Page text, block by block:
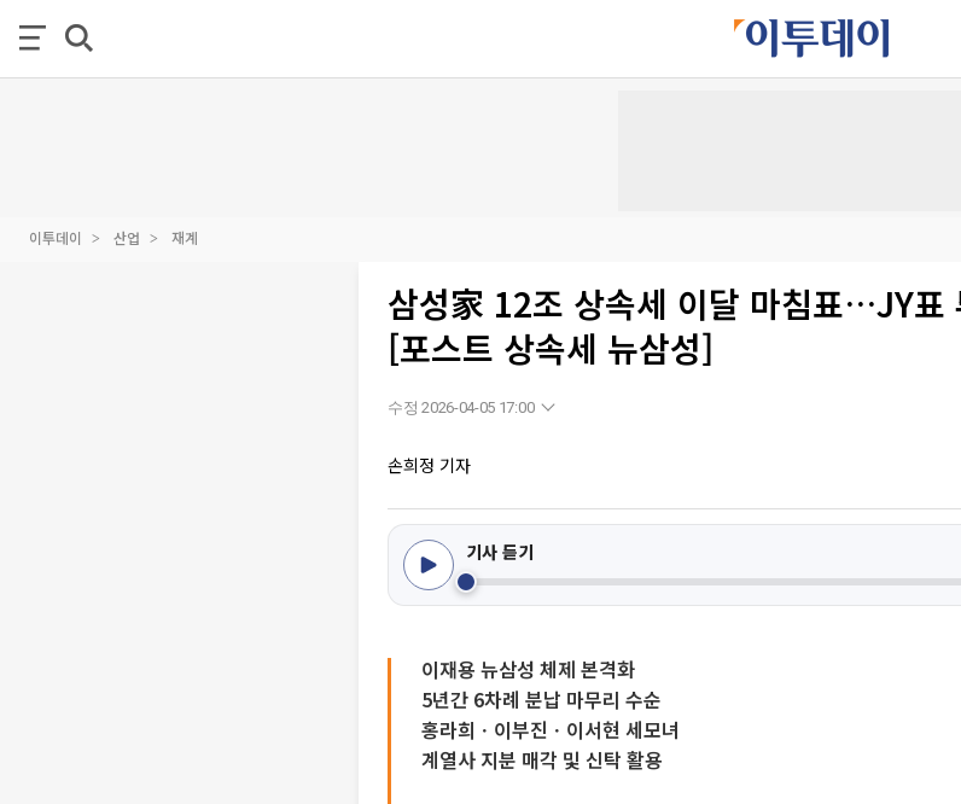
이투데이 산업 재계
삼성家 12조 상속세 이달 마침표…JY표
[포스트 상속세 뉴삼성]
수정 2026-04-05 17:00
손희정 기자
기사 듣기
이재용 뉴삼성 체제 본격화
5년간 6차례 분납 마무리 수순
홍라희ㆍ이부진ㆍ이서현 세모녀
계열사 지분 매각 및 신탁 활용